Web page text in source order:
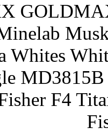
Whites
F4